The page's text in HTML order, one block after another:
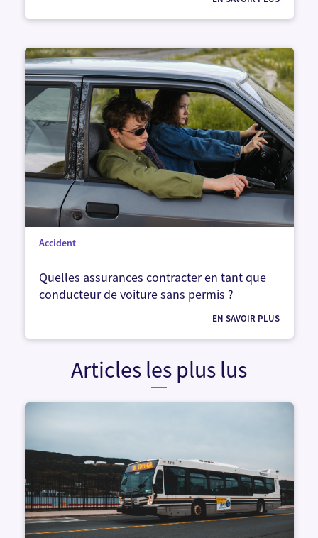
Accident
Quelles assurances contracter en tant que
conducteur de voiture sans permis ?
EN SAVOIR PLUS
Articles les plus lus